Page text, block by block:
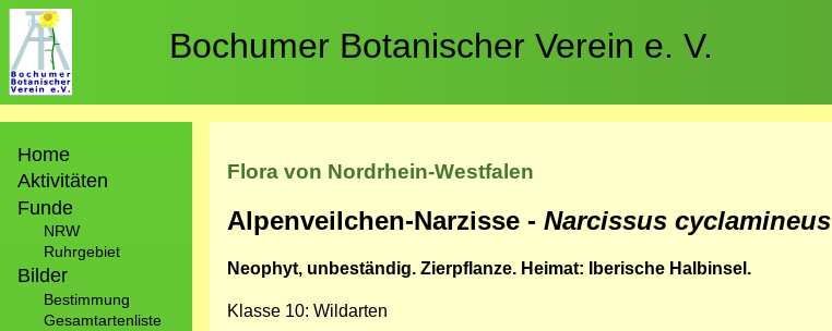
Direkt
zum
Inhalt
Bochumer Botanischer Verein e. V.
Home
Aktivitäten
Funde
NRW
Ruhrgebiet
Bilder
Bestimmung
Gesamtartenliste
Flora von Nordrhein-Westfalen
Alpenveilchen-Narzisse - Narcissus cyclamineus
Neophyt, unbeständig. Zierpflanze. Heimat: Iberische Halbinsel.
Klasse 10: Wildarten